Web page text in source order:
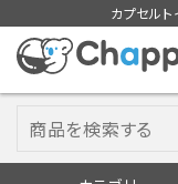
カプセル